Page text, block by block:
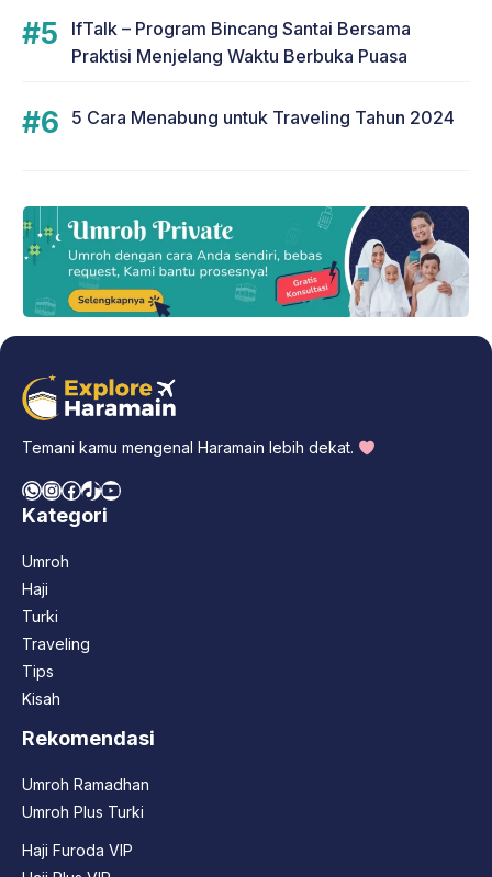
IfTalk – Program Bincang Santai Bersama
Praktisi Menjelang Waktu Berbuka Puasa
5 Cara Menabung untuk Traveling Tahun 2024
Temani kamu mengenal Haramain lebih dekat.
WhatsApp
Instagram
Facebook
TikTok
YouTube
Kategori
Umroh
Haji
Turki
Traveling
Tips
Kisah
Rekomendasi
Umroh Ramadhan
Umroh Plus Turki
Haji Furoda VIP